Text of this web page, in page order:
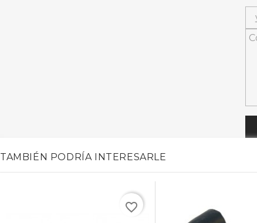
TAMBIÉN PODRÍA INTERESARLE
favorite_border